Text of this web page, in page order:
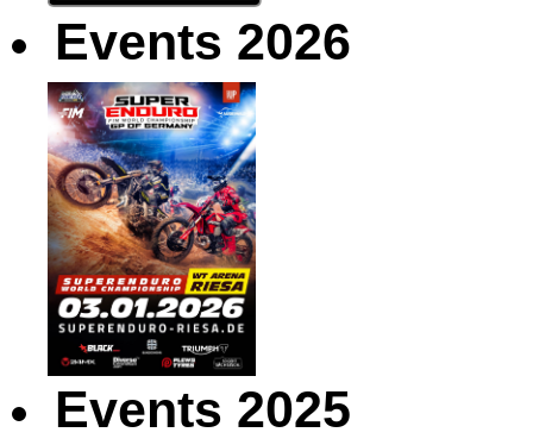
Events 2026
Events 2025